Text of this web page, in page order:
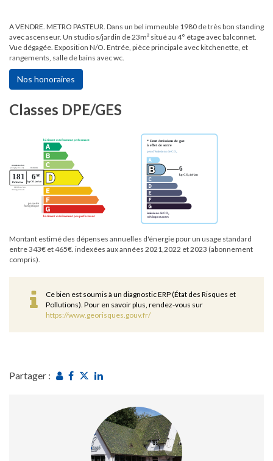
A VENDRE. METRO PASTEUR. Dans un bel immeuble 1980 de très bon standing
avec ascenseur. Un studio s/jardin de 23m² situé au 4° étage avec balconnet.
Vue dégagée. Exposition N/O. Entrée, pièce principale avec kitchenette, et
rangements, salle de bains avec wc.
Nos honoraires
Classes DPE/GES
Montant estimé des dépenses annuelles d'énergie pour un usage standard
entre 343€ et 465€. indexées aux années 2021,2022 et 2023 (abonnement
compris).
Ce bien est soumis à un diagnostic ERP (État des Risques et
Pollutions). Pour en savoir plus, rendez-vous sur
https://www.georisques.gouv.fr/
Partager :